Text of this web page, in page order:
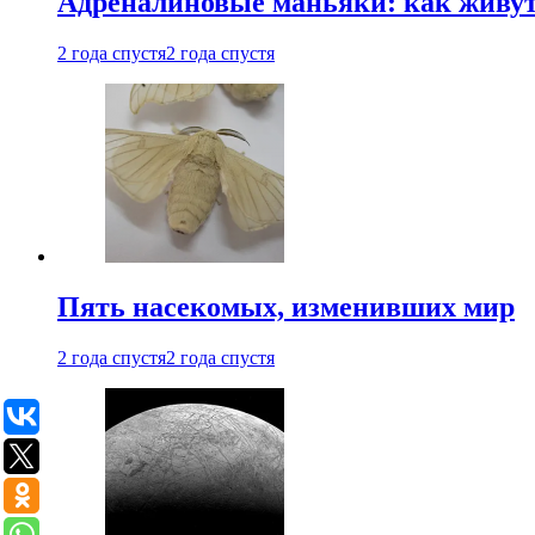
2 года спустя2 года спустя
Пять насекомых, изменивших мир
2 года спустя2 года спустя